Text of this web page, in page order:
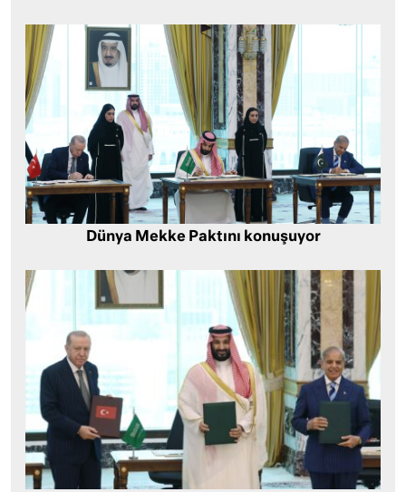
Dünya Mekke Paktını konuşuyor